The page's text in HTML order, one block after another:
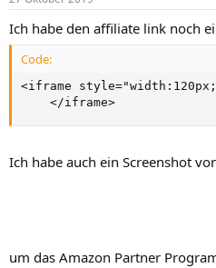
Ich habe den affiliate link noch
Code:
<iframe
    </iframe>
Ich habe auch ein Screenshot
um das Amazon Partner